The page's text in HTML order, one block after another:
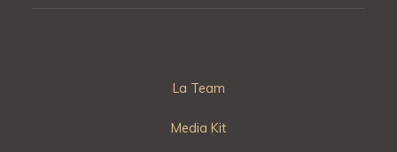
La Team
Media Kit